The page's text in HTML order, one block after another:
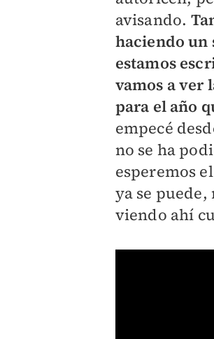
avisando.
haciendo un
estamos
vamos a ver
para el año
empecé
no se ha
esperemos
ya se puede,
viendo ahí